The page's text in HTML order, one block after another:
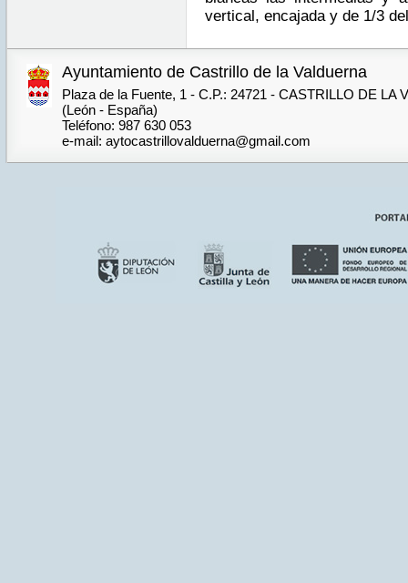
vertical, encajada y de 1/3
Ayuntamiento de Castrillo de la Valduerna
Plaza de la Fuente, 1 - C.P.: 24721 - CASTRILLO DE LA
(León - España)
Teléfono: 987 630 053
e-mail: aytocastrillovalduerna@gmail.com